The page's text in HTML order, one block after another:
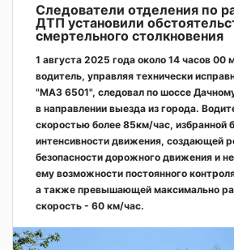
Следователи отделения по
ДТП установили
смертельного столкновения
1 августа 2025 года около 14 часов 00
водитель, управляя технически
"МАЗ 6501", следовал по шоссе
в направлении выезда из города.
скоростью более 85км/час, избранной
интенсивности движения, создающей
безопасности дорожного движения и
ему возможности постоянного
а также превышающей максимально
скорость - 60 км/час.